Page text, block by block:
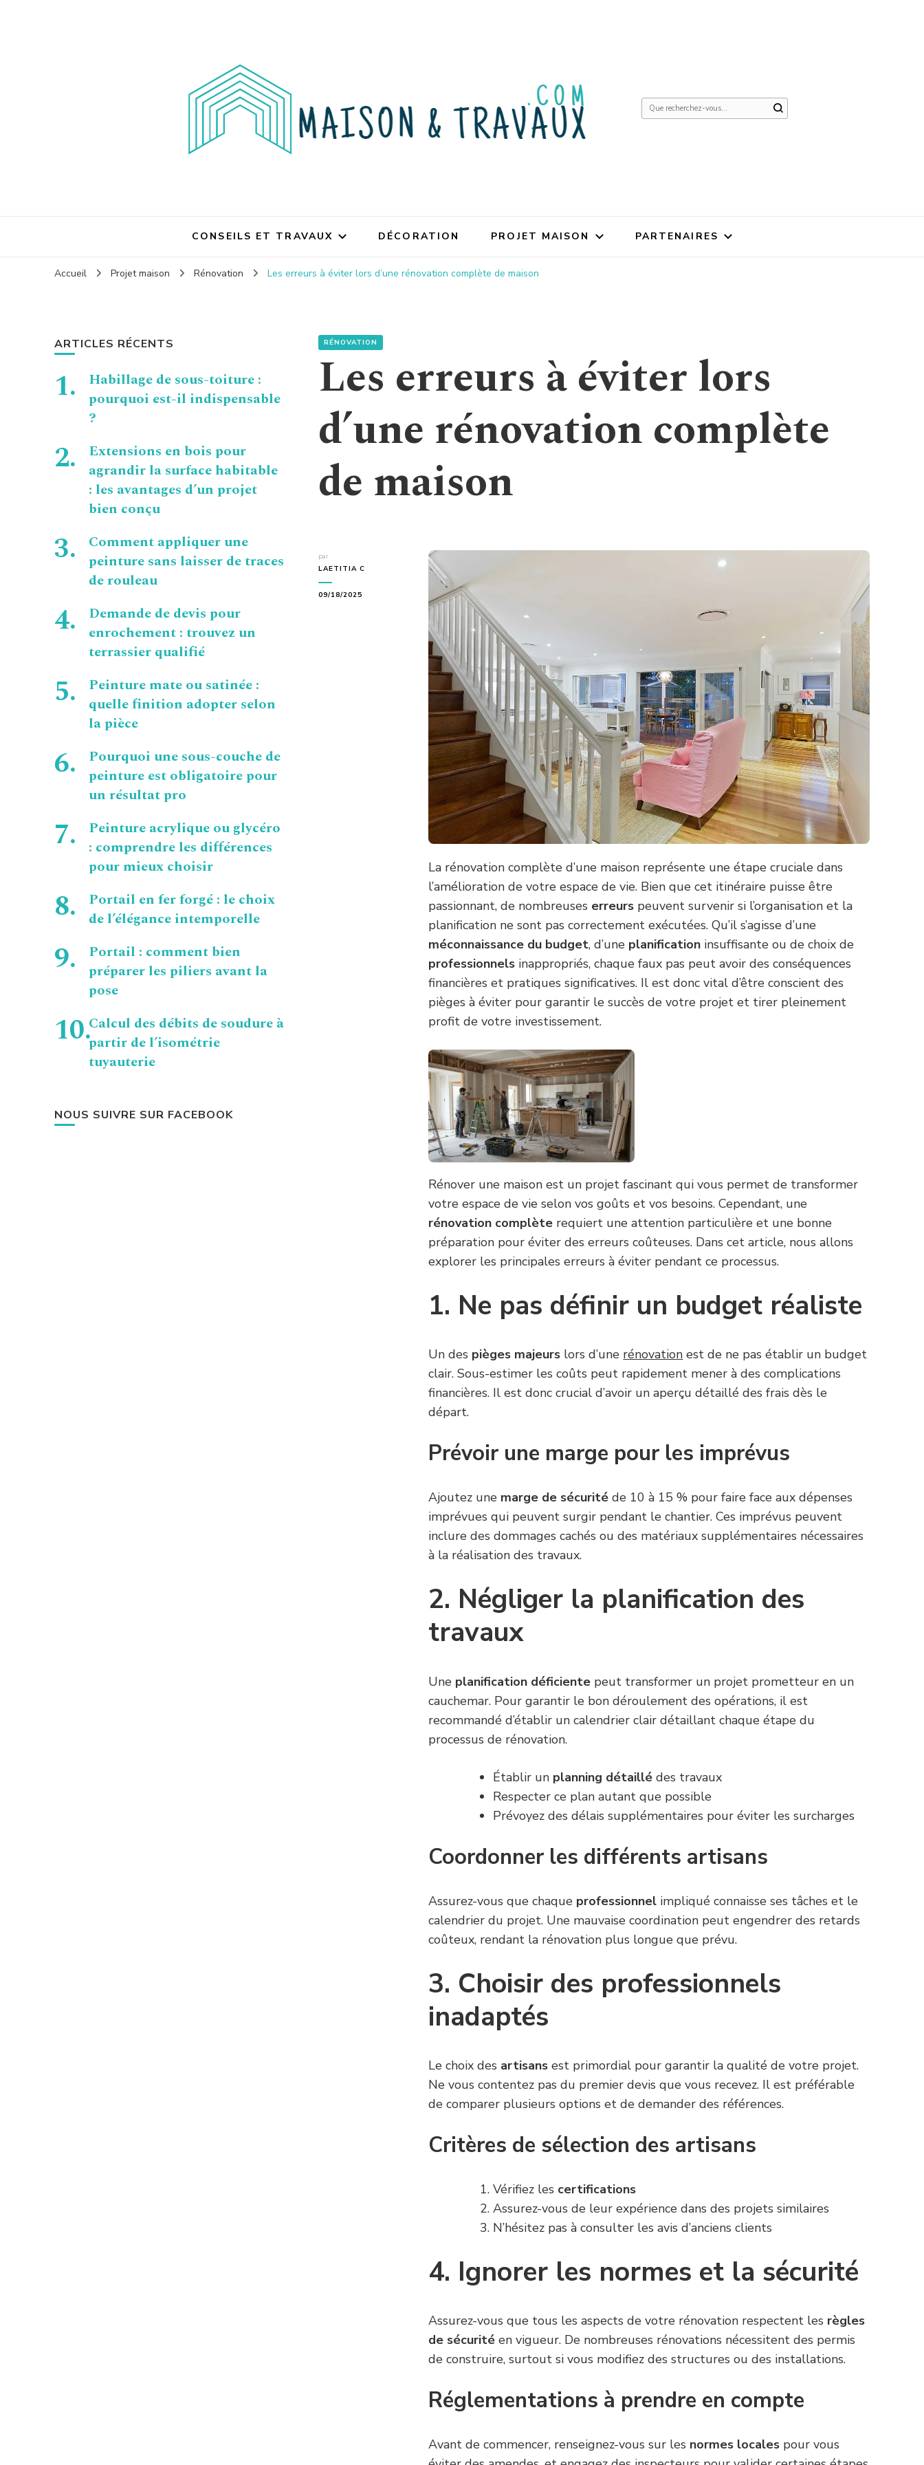
Vous
CONSEILS ET TRAVAUX DÉCORATION PROJET MAISON PARTENAIRES
Accueil Projet maison Rénovation Les erreurs à éviter lors d’une rénovation complète de maison
RÉNOVATION
Les erreurs à éviter lors
d’une rénovation complète
de maison
par
LAETITIA C
09/18/2025
La rénovation complète d’une maison représente une étape cruciale dans
l’amélioration de votre espace de vie. Bien que cet itinéraire puisse être
passionnant, de nombreuses erreurs peuvent survenir si l’organisation et la
planification ne sont pas correctement exécutées. Qu’il s’agisse d’une
méconnaissance du budget, d’une planification insuffisante ou de choix de
professionnels inappropriés, chaque faux pas peut avoir des conséquences
financières et pratiques significatives. Il est donc vital d’être conscient des
pièges à éviter pour garantir le succès de votre projet et tirer pleinement
profit de votre investissement.
Rénover une maison est un projet fascinant qui vous permet de transformer
votre espace de vie selon vos goûts et vos besoins. Cependant, une
rénovation complète requiert une attention particulière et une bonne
préparation pour éviter des erreurs coûteuses. Dans cet article, nous allons
explorer les principales erreurs à éviter pendant ce processus.
1. Ne pas définir un budget réaliste
Un des pièges majeurs lors d’une rénovation est de ne pas établir un budget
clair. Sous-estimer les coûts peut rapidement mener à des complications
financières. Il est donc crucial d’avoir un aperçu détaillé des frais dès le
départ.
Prévoir une marge pour les imprévus
Ajoutez une marge de sécurité de 10 à 15 % pour faire face aux dépenses
imprévues qui peuvent surgir pendant le chantier. Ces imprévus peuvent
inclure des dommages cachés ou des matériaux supplémentaires nécessaires
à la réalisation des travaux.
2. Négliger la planification des
travaux
Une planification déficiente peut transformer un projet prometteur en un
cauchemar. Pour garantir le bon déroulement des opérations, il est
recommandé d’établir un calendrier clair détaillant chaque étape du
processus de rénovation.
Établir un planning détaillé des travaux
Respecter ce plan autant que possible
Prévoyez des délais supplémentaires pour éviter les surcharges
Coordonner les différents artisans
Assurez-vous que chaque professionnel impliqué connaisse ses tâches et le
calendrier du projet. Une mauvaise coordination peut engendrer des retards
coûteux, rendant la rénovation plus longue que prévu.
3. Choisir des professionnels
inadaptés
Le choix des artisans est primordial pour garantir la qualité de votre projet.
Ne vous contentez pas du premier devis que vous recevez. Il est préférable
de comparer plusieurs options et de demander des références.
Critères de sélection des artisans
Vérifiez les certifications
Assurez-vous de leur expérience dans des projets similaires
N’hésitez pas à consulter les avis d’anciens clients
4. Ignorer les normes et la sécurité
Assurez-vous que tous les aspects de votre rénovation respectent les règles
de sécurité en vigueur. De nombreuses rénovations nécessitent des permis
de construire, surtout si vous modifiez des structures ou des installations.
Réglementations à prendre en compte
Avant de commencer, renseignez-vous sur les normes locales pour vous
ARTICLES RÉCENTS
Habillage de sous-toiture :
pourquoi est-il indispensable
?
Extensions en bois pour
agrandir la surface habitable
: les avantages d’un projet
bien conçu
Comment appliquer une
peinture sans laisser de traces
de rouleau
Demande de devis pour
enrochement : trouvez un
terrassier qualifié
Peinture mate ou satinée :
quelle finition adopter selon
la pièce
Pourquoi une sous-couche de
peinture est obligatoire pour
un résultat pro
Peinture acrylique ou glycéro
: comprendre les différences
pour mieux choisir
Portail en fer forgé : le choix
de l’élégance intemporelle
Portail : comment bien
préparer les piliers avant la
pose
Calcul des débits de soudure à
partir de l’isométrie
tuyauterie
NOUS SUIVRE SUR FACEBOOK